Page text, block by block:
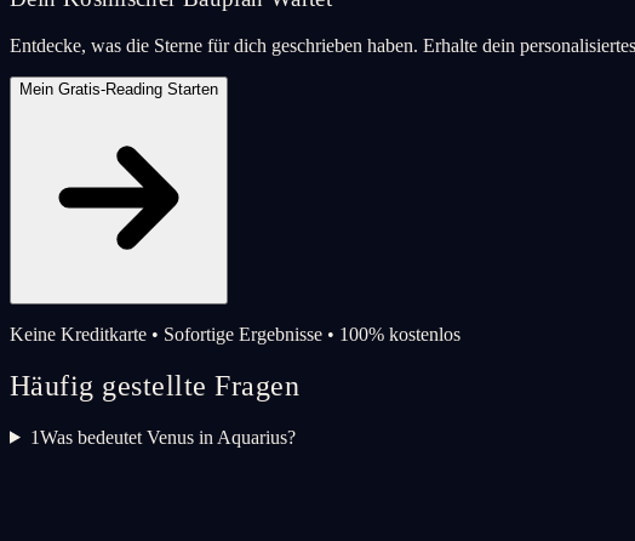
Entdecke, was die Sterne für dich geschrieben haben. Erhalte dein
Mein Gratis-Reading Starten
Keine Kreditkarte • Sofortige Ergebnisse • 100% kostenlos
Häufig gestellte Fragen
1Was bedeutet Venus in Aquarius?